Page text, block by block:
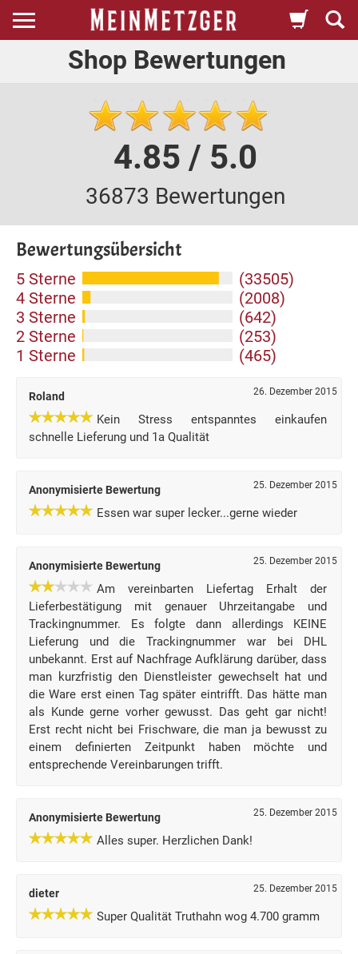
Shop Bewertungen
4.85 / 5.0
36873 Bewertungen
Bewertungsübersicht
5 Sterne
(33505)
4 Sterne
(2008)
3 Sterne
(642)
2 Sterne
(253)
1 Sterne
(465)
Roland 26. Dezember 2015
Kein Stress entspanntes einkaufen
schnelle Lieferung und 1a Qualität
Anonymisierte Bewertung 25. Dezember 2015
Essen war super lecker...gerne wieder
Anonymisierte Bewertung 25. Dezember 2015
Am vereinbarten Liefertag Erhalt der
Lieferbestätigung mit genauer Uhrzeitangabe und
Trackingnummer. Es folgte dann allerdings KEINE
Lieferung und die Trackingnummer war bei DHL
unbekannt. Erst auf Nachfrage Aufklärung darüber, dass
man kurzfristig den Dienstleister gewechselt hat und
die Ware erst einen Tag später eintrifft. Das hätte man
als Kunde gerne vorher gewusst. Das geht gar nicht!
Erst recht nicht bei Frischware, die man ja bewusst zu
einem definierten Zeitpunkt haben möchte und
entsprechende Vereinbarungen trifft.
Anonymisierte Bewertung 25. Dezember 2015
Alles super. Herzlichen Dank!
dieter 25. Dezember 2015
Super Qualität Truthahn wog 4.700 gramm